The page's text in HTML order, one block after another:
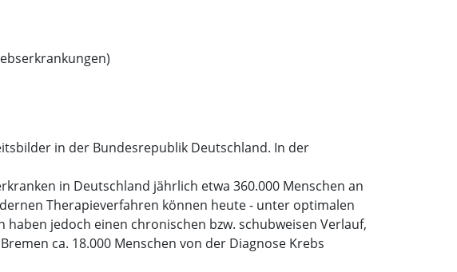
in der Bundesrepublik Deutschland. In der
in Deutschland jährlich etwa 360.000 Menschen an
Therapieverfahren können heute - unter optimalen
jedoch einen chronischen bzw. schubweisen Verlauf,
ca. 18.000 Menschen von der Diagnose Krebs